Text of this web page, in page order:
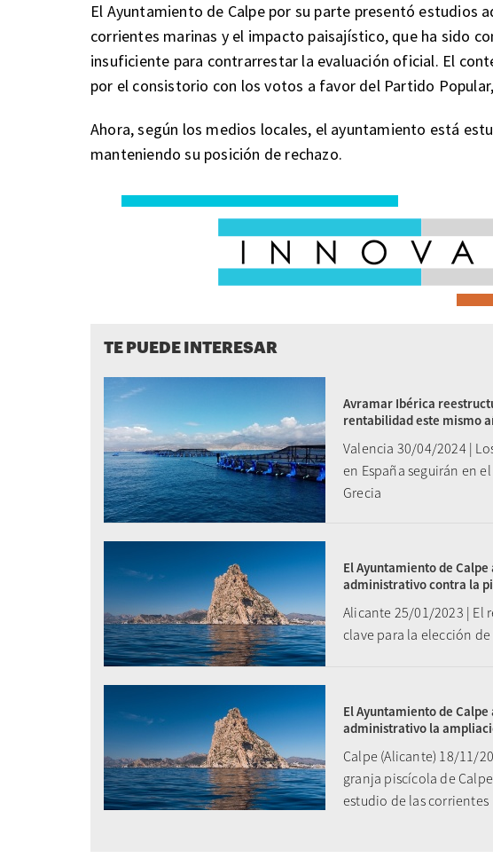
El Ayuntamiento de Calpe por su parte presentó estudios
corrientes marinas y el impacto paisajístico, que ha sido
insuficiente para contrarrestar la evaluación oficial. El
por el consistorio con los votos a favor del Partido
Ahora, según los medios locales, el ayuntamiento está
manteniendo su posición de rechazo.
TE PUEDE INTERESAR
Avramar Ibérica
rentabilidad este mismo
Valencia 30/04/2024 |
en España seguirán en
Grecia
El Ayuntamiento de
administrativo contra la
Alicante 25/01/2023 | El
clave para la elección
El Ayuntamiento de
administrativo la
Calpe (Alicante) 18/11/
granja piscícola de
estudio de las corrientes